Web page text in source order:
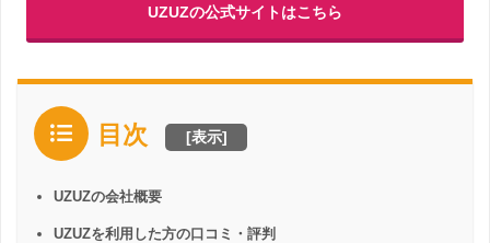
UZUZの公式サイトはこちら
目次 [表示]
UZUZの会社概要
UZUZを利用した方の口コミ・評判